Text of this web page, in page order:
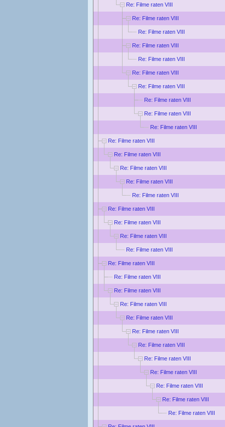
Re: Filme raten VIII
Re: Filme raten VIII
Re: Filme raten VIII
Re: Filme raten VIII
Re: Filme raten VIII
Re: Filme raten VIII
Re: Filme raten VIII
Re: Filme raten VIII
Re: Filme raten VIII
Re: Filme raten VIII
Re: Filme raten VIII
Re: Filme raten VIII
Re: Filme raten VIII
Re: Filme raten VIII
Re: Filme raten VIII
Re: Filme raten VIII
Re: Filme raten VIII
Re: Filme raten VIII
Re: Filme raten VIII
Re: Filme raten VIII
Re: Filme raten VIII
Re: Filme raten VIII
Re: Filme raten VIII
Re: Filme raten VIII
Re: Filme raten VIII
Re: Filme raten VIII
Re: Filme raten VIII
Re: Filme raten VIII
Re: Filme raten VIII
Re: Filme raten VIII
Re: Filme raten VIII